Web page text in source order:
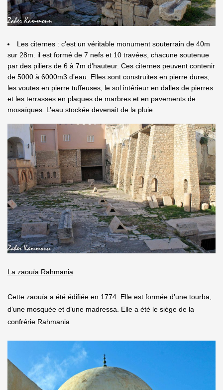
Les citernes : c’est un véritable monument souterrain de 40m
sur 28m. il est formé de 7 nefs et 10 travées, chacune soutenue
par des piliers de 6 à 7m d’hauteur. Ces citernes peuvent contenir
de 5000 à 6000m3 d’eau. Elles sont construites en pierre dures,
les voutes en pierre tuffeuses, le sol intérieur en dalles de pierres
et les terrasses en plaques de marbres et en pavements de
mosaïques. L’eau stockée devenait de la pluie
La zaouïa Rahmania
Cette zaouïa a été édifiée en 1774. Elle est formée d’une tourba,
d’une mosquée et d’une madressa. Elle a été le siège de la
confrérie Rahmania